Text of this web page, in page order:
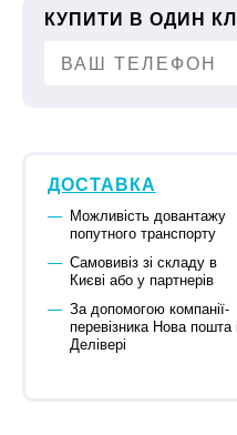
КУПИТИ В ОДИН
ДОСТАВКА
Можливість довантажу
попутного транспорту
Самовивіз зі складу в
Києві або у партнерів
За допомогою компанії-
перевізника Нова пошта і
Делівері